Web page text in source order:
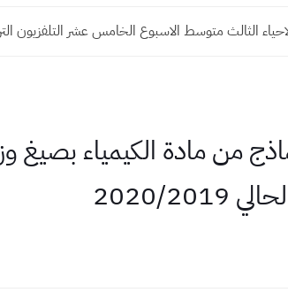
الثالث متوسط الاسبوع الخامس عشر التلفزيون
من مادة الكيمياء بصيغ
2019